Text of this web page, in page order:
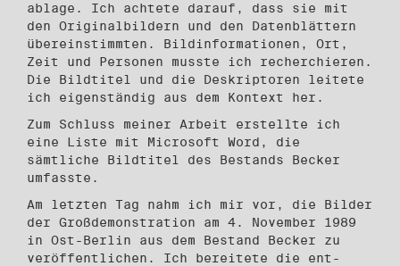
ablage. Ich achtete darauf, dass sie mit
den Originalbildern und den Datenblättern
übereinstimmten. Bildinformationen, Ort,
Zeit und Personen musste ich recherchie­ren.
Die Bildtitel und die Deskriptoren leitete
ich eigenständig aus dem Kontext her.
Zum Schluss meiner Arbeit erstellte ich
eine Liste mit Microsoft Word, die
sämtliche Bildtitel des Bestands Becker
umfasste.
Am letzten Tag nahm ich mir vor, die Bilder
der Großdemonstration am 4. November 1989
in Ost-Berlin aus dem Bestand Becker zu
veröffentlichen. Ich bereitete die ent­